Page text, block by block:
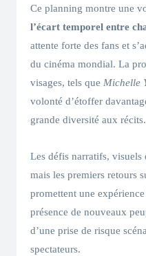
Ce planning montre une
l’écart temporel entre
attente forte des fans et
du cinéma mondial. La
visages, tels que Michelle
volonté d’étoffer
grande diversité aux récits.
Les défis narratifs, visuels
mais les premiers retours
promettent une
présence de nouveaux
d’une prise de risque
spectateurs.